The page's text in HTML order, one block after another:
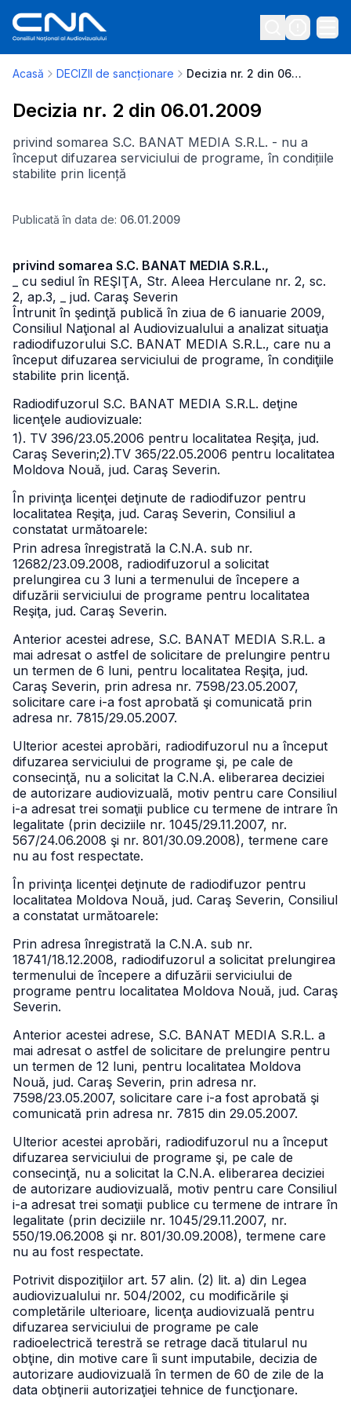
Acasă DECIZII de sancționare Decizia nr. 2 din 06.01.2009
Decizia nr. 2 din 06.01.2009
privind somarea S.C. BANAT MEDIA S.R.L. - nu a
început difuzarea serviciului de programe, în condițiile
stabilite prin licență
Publicată în data de: 06.01.2009
privind somarea S.C. BANAT MEDIA S.R.L.,
_ cu sediul în REŞIŢA, Str. Aleea Herculane nr. 2, sc.
2, ap.3,
_ jud. Caraş Severin
Întrunit în şedinţă publică în ziua de 6 ianuarie 2009,
Consiliul Naţional al Audiovizualului a analizat situaţia
radiodifuzorului S.C. BANAT MEDIA S.R.L., care nu a
început difuzarea serviciului de programe, în condiţiile
stabilite prin licenţă.
Radiodifuzorul S.C. BANAT MEDIA S.R.L. deţine
licenţele audiovizuale:
1). TV 396/23.05.2006 pentru localitatea Reşiţa, jud.
Caraş Severin;2).TV 365/22.05.2006 pentru localitatea
Moldova Nouă, jud. Caraş Severin.
În privinţa licenţei deţinute de radiodifuzor pentru
localitatea Reşiţa, jud. Caraş Severin, Consiliul a
constatat următoarele:
Prin adresa înregistrată la C.N.A. sub nr.
12682/23.09.2008, radiodifuzorul a solicitat
prelungirea cu 3 luni a termenului de începere a
difuzării serviciului de programe pentru localitatea
Reşiţa, jud. Caraş Severin.
Anterior acestei adrese, S.C. BANAT MEDIA S.R.L. a
mai adresat o astfel de solicitare de prelungire pentru
un termen de 6 luni, pentru localitatea Reşiţa, jud.
Caraş Severin, prin adresa nr. 7598/23.05.2007,
solicitare care i-a fost aprobată şi comunicată prin
adresa nr. 7815/29.05.2007.
Ulterior acestei aprobări, radiodifuzorul nu a început
difuzarea serviciului de programe şi, pe cale de
consecinţă, nu a solicitat la C.N.A. eliberarea deciziei
de autorizare audiovizuală, motiv pentru care Consiliul
i-a adresat trei somaţii publice cu termene de intrare în
legalitate (prin deciziile nr. 1045/29.11.2007, nr.
567/24.06.2008 şi nr. 801/30.09.2008), termene care
nu au fost respectate.
În privinţa licenţei deţinute de radiodifuzor pentru
localitatea Moldova Nouă, jud. Caraş Severin, Consiliul
a constatat următoarele:
Prin adresa înregistrată la C.N.A. sub nr.
18741/18.12.2008, radiodifuzorul a solicitat prelungirea
termenului de începere a difuzării serviciului de
programe pentru localitatea Moldova Nouă, jud. Caraş
Severin.
Anterior acestei adrese, S.C. BANAT MEDIA S.R.L. a
mai adresat o astfel de solicitare de prelungire pentru
un termen de 12 luni, pentru localitatea Moldova
Nouă, jud. Caraş Severin, prin adresa nr.
7598/23.05.2007, solicitare care i-a fost aprobată şi
comunicată prin adresa nr. 7815 din 29.05.2007.
Ulterior acestei aprobări, radiodifuzorul nu a început
difuzarea serviciului de programe şi, pe cale de
consecinţă, nu a solicitat la C.N.A. eliberarea deciziei
de autorizare audiovizuală, motiv pentru care Consiliul
i-a adresat trei somaţii publice cu termene de intrare în
legalitate (prin deciziile nr. 1045/29.11.2007, nr.
550/19.06.2008 şi nr. 801/30.09.2008), termene care
nu au fost respectate.
Potrivit dispoziţiilor art. 57 alin. (2) lit. a) din Legea
audiovizualului nr. 504/2002, cu modificările şi
completările ulterioare, licenţa audiovizuală pentru
difuzarea serviciului de programe pe cale
radioelectrică terestră se retrage dacă titularul nu
obţine, din motive care îi sunt imputabile, decizia de
autorizare audiovizuală în termen de 60 de zile de la
data obţinerii autorizaţiei tehnice de funcţionare.